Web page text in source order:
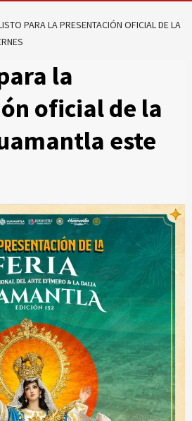
PARA LA PRESENTACIÓN OFICIAL DE LA
la
oficial de la
este